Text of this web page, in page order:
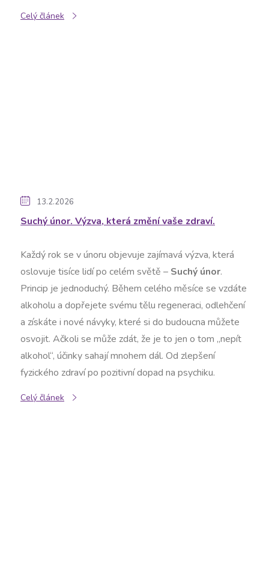
Celý článek
13.2.2026
Suchý únor. Výzva, která změní vaše zdraví.
Každý rok se v únoru objevuje zajímavá výzva, která
oslovuje tisíce lidí po celém světě – Suchý únor.
Princip je jednoduchý. Během celého měsíce se vzdáte
alkoholu a dopřejete svému tělu regeneraci, odlehčení
a získáte i nové návyky, které si do budoucna můžete
osvojit. Ačkoli se může zdát, že je to jen o tom „nepít
alkohol“, účinky sahají mnohem dál. Od zlepšení
fyzického zdraví po pozitivní dopad na psychiku.
Celý článek